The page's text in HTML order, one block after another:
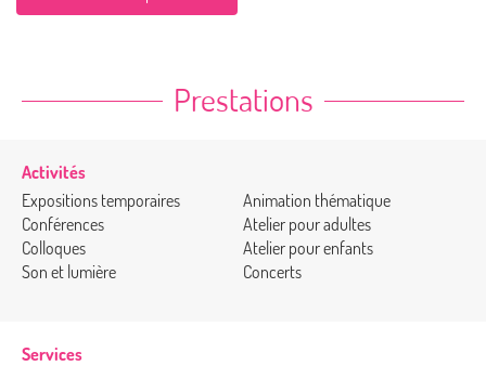
Prestations
Activités
Expositions temporaires
Conférences
Colloques
Son et lumière
Animation thématique
Atelier pour adultes
Atelier pour enfants
Concerts
Services